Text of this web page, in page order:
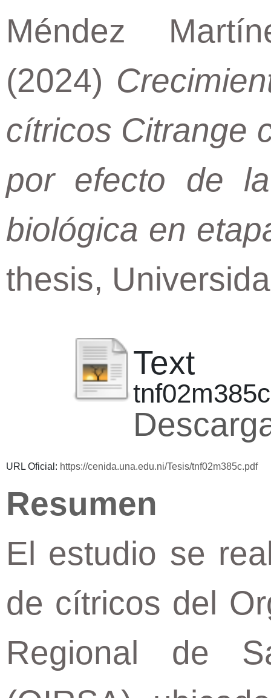
Méndez
(2024)
cítricos Citrange
por efecto de
biológica en
thesis,
Text
URL Oficial: https://cenida.una.edu.ni/Tesis/tnf02m385c.pdf
Resumen
El estudio se
de cítricos del
Regional de